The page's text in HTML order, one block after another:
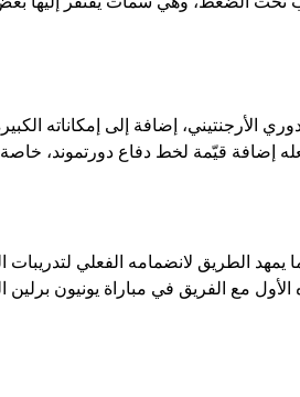
الأرجنتيني، إضافة إلى إمكاناته
إضافة قيّمة لخط دفاع دورتموند،
يمهد الطريق لانضمامه الفعلي
ظهوره الأول مع الفريق في مباراة يونيون
مفصلة. لو
بوروسيا